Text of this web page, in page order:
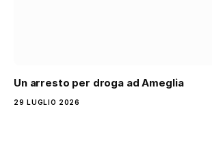
Un arresto per droga ad Ameglia
29 LUGLIO 2026